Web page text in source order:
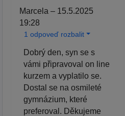
Marcela – 15.5.2025
19:28
1 odpoveď rozbalit
Dobrý den, syn se s
vámi připravoval on line
kurzem a vyplatilo se.
Dostal se na osmileté
gymnázium, které
preferoval. Děkujeme